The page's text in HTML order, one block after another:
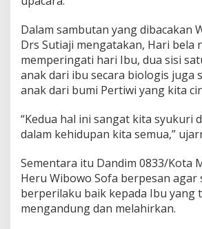
Dalam sambutan yang dibacakan
Drs Sutiaji mengatakan, Hari bela
memperingati hari Ibu, dua sisi
anak dari ibu secara biologis juga
anak dari bumi Pertiwi yang kita
“Kedua hal ini sangat kita syukuri
dalam kehidupan kita semua,”
Sementara itu Dandim 0833/Kota
Heru Wibowo Sofa berpesan agar
berperilaku baik kepada Ibu yang
mengandung dan melahirkan.